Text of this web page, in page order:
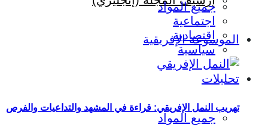
الموسوعة الإفريقية
تحليلات
جميع المواد
جميع المواد
اجتماعية
اقتصادية
سياسية
تهريب النمل الإفريقي: قراءة في المشهد والتداعيات والفرص